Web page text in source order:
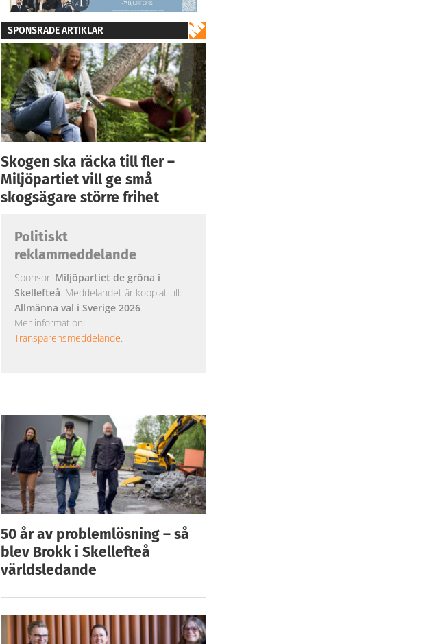
SPONSRADE ARTIKLAR
Skogen ska räcka till fler –
Miljöpartiet vill ge små
skogsägare större frihet
Politiskt
reklammeddelande
Sponsor: Miljöpartiet de gröna i
Skellefteå. Meddelandet är kopplat till:
Allmänna val i Sverige 2026.
Mer information:
Transparensmeddelande.
50 år av problemlösning – så
blev Brokk i Skellefteå
världsledande